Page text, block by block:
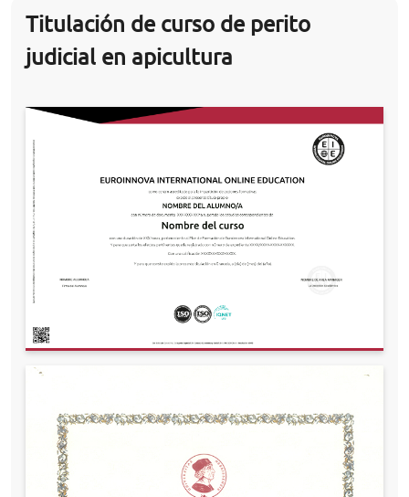
Titulación de curso de perito
judicial en apicultura